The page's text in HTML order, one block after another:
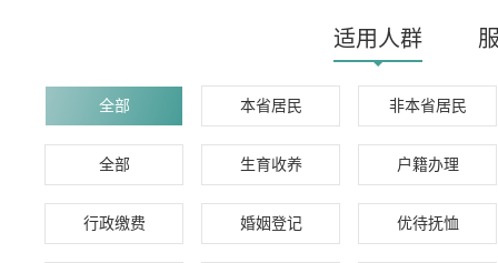
适用人群
全部 本省居民 非本省居民
全部 生育收养 户籍办理
行政缴费 婚姻登记 优待抚恤